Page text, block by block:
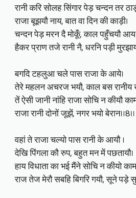
रानी करि सोलह सिंगार पेड़ चन्दन तर
राजा बूझयौ नाय, बात वा दिन की काड़ी।
चन्दन पेड़ मरन दै मोकूँ, काल पहुँचयौ
हैकर प्राण तजे रानी नै, धरनि पड़ी
बगदि टहलुआ चले पास राजा के आये।
तेरे महलन अचरज भयौ, काल बस रानीय
तें ऐसी जानी नांहि राजा सोचि न कीयौ
राजा रानी दोनों जूझें, नगर भयो बेरान।।8।।
वहां ते राजा चल्यो पास रानी के आयौ ।
देखि पिंगला कौ रुप, बहुत मन में पछतायौ।
हाय विधाता का भई मैंने सोचि न कीयो
राज तेज मेरौ सबहि बिगरि गयौ, सूने पड़े